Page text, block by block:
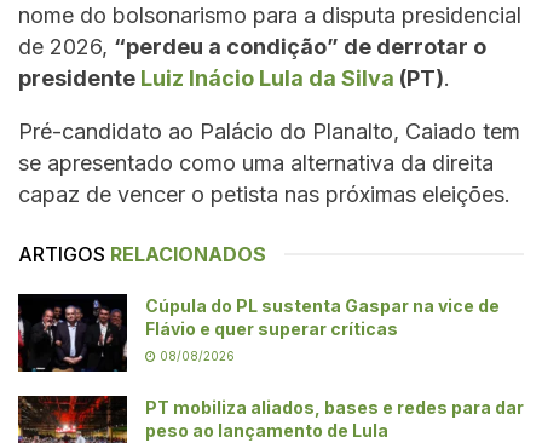
nome do bolsonarismo para a disputa presidencial
de 2026, “perdeu a condição” de derrotar o
presidente Luiz Inácio Lula da Silva (PT).
Pré-candidato ao Palácio do Planalto, Caiado tem
se apresentado como uma alternativa da direita
capaz de vencer o petista nas próximas eleições.
ARTIGOS RELACIONADOS
Cúpula do PL sustenta Gaspar na vice de
Flávio e quer superar críticas
08/08/2026
PT mobiliza aliados, bases e redes para dar
peso ao lançamento de Lula